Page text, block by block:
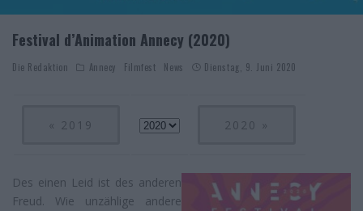
Festival d’Animation Annecy (2020)
Die Redaktion Annecy Filmfest News Dienstag, 9. Juni 2020
« 2019 2020 »
Des einen Leid ist des anderen
Freud. Wie unzählige andere